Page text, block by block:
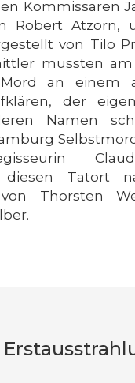
Kommissaren
Robert Atzorn,
von Tilo
mussten
an einem
der
Namen
diesen Tatort
Thorsten